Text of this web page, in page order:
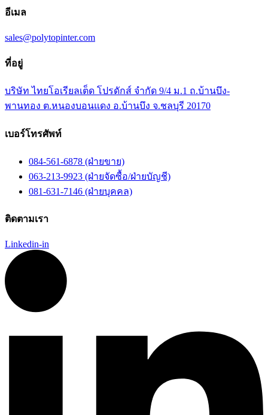
อีเมล
sales@polytopinter.com
ที่อยู่
บริษัท ไทยโอเรียลเต็ด โปรดักส์ จำกัด 9/4 ม.1 ถ.บ้านบึง-
พานทอง ต.หนองบอนแดง อ.บ้านบึง จ.ชลบุรี 20170
เบอร์โทรศัพท์
084-561-6878 (ฝ่ายขาย)
063-213-9923 (ฝ่ายจัดซื้อ/ฝ่ายบัญชี)
081-631-7146 (ฝ่ายบุคคล)
ติดตามเรา
Linkedin-in